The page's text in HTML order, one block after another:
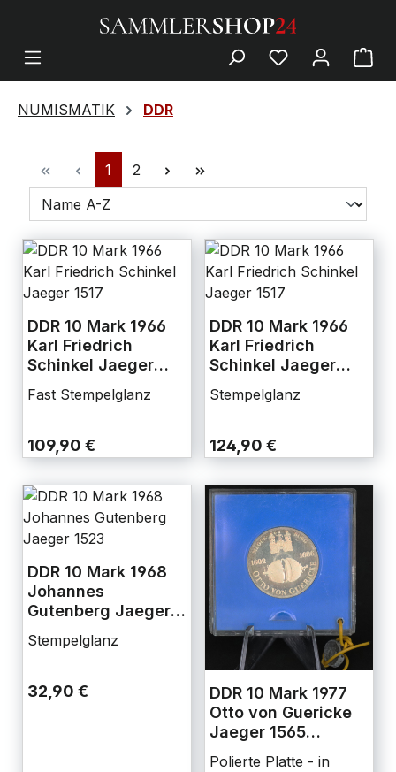
NUMISMATIK DDR
1 2
DDR 10 Mark 1966
Karl Friedrich
Schinkel Jaeger
Fast Stempelglanz
109,90 €
DDR 10 Mark 1966
Karl Friedrich
Schinkel Jaeger
Stempelglanz
124,90 €
DDR 10 Mark 1968
Johannes
Gutenberg Jaeger
Stempelglanz
32,90 €
DDR 10 Mark 1977
Otto von Guericke
Jaeger 1565
Polierte Platte - in